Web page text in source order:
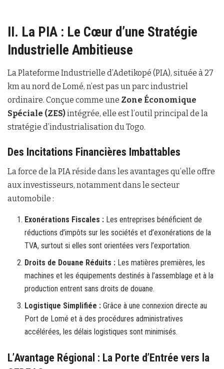
II. La PIA : Le Cœur d’une Stratégie
Industrielle Ambitieuse
La Plateforme Industrielle d’Adetikopé (PIA), située à 27
km au nord de Lomé, n’est pas un parc industriel
ordinaire. Conçue comme une Zone Économique
Spéciale (ZES)intégrée, elle est l’outil principal de la
stratégie d’industrialisation du Togo.
Des Incitations Financières Imbattables
La force de la PIA réside dans les avantages qu’elle offre
aux investisseurs, notamment dans le secteur
automobile :
Exonérations Fiscales : Les entreprises bénéficient de
réductions d’impôts sur les sociétés et d’exonérations de la
TVA, surtout si elles sont orientées vers l’exportation.
Droits de Douane Réduits : Les matières premières, les
machines et les équipements destinés à l’assemblage et à la
production entrent sans droits de douane.
Logistique Simplifiée : Grâce à une connexion directe au
Port de Lomé et à des procédures administratives
accélérées, les délais logistiques sont minimisés.
L’Avantage Régional : La Porte d’Entrée vers la